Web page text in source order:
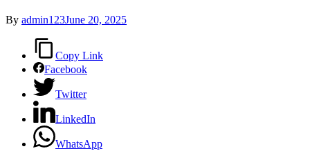
By admin123June 20, 2025
Copy Link
Facebook
Twitter
LinkedIn
WhatsApp